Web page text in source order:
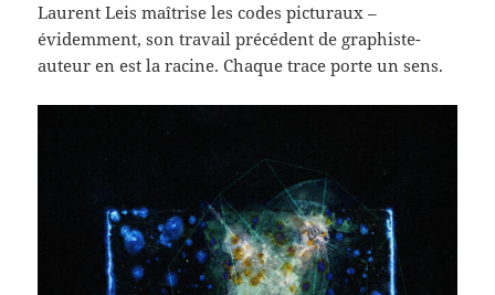
Laurent Leis maîtrise les codes picturaux –
évidemment, son travail précédent de graphiste-
auteur en est la racine. Chaque trace porte un sens.